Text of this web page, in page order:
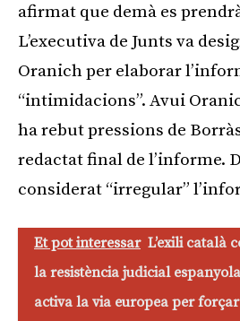
afirmat que demà es
L’executiva de Junts va
Oranich per elaborar
“intimidacions”. Avui
ha rebut pressions de
redactat final de l’informe.
considerat “irregular”
Et pot interessar L’exili català
la resistència judicial
activa la via europea per forçar